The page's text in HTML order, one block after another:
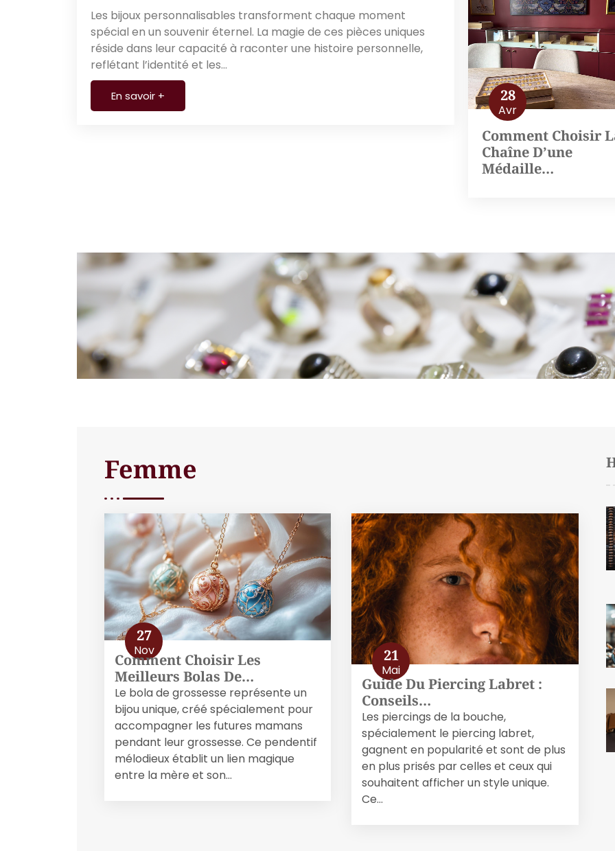
Les bijoux personnalisables transforment chaque moment
spécial en un souvenir éternel. La magie de ces pièces uniques
réside dans leur capacité à raconter une histoire personnelle,
reflétant l’identité et les…
En savoir + 28
Avr
Comment Choisir
Chaîne D’une
Médaille…
Femme
27
Nov
Comment Choisir Les
Meilleurs Bolas De…
Le bola de grossesse représente un
bijou unique, créé spécialement pour
accompagner les futures mamans
pendant leur grossesse. Ce pendentif
mélodieux établit un lien magique
entre la mère et son…
21
Mai
Guide Du Piercing Labret :
Conseils…
Les piercings de la bouche,
spécialement le piercing labret,
gagnent en popularité et sont de plus
en plus prisés par celles et ceux qui
souhaitent afficher un style unique.
Ce…